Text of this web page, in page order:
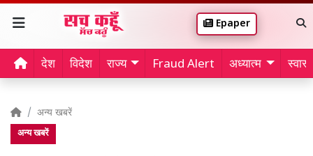
Epaper
देश विदेश राज्य Fraud Alert अध्यात्म
अन्य खबरें
अन्य खबरें